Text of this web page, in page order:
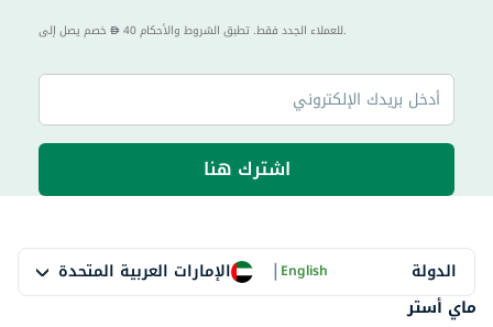
40 للعملاء الجدد فقط. تطبق الشروط والأحكام.
اشترك هنا
الدولة الإمارات العربية المتحدة |English
ماي أستر